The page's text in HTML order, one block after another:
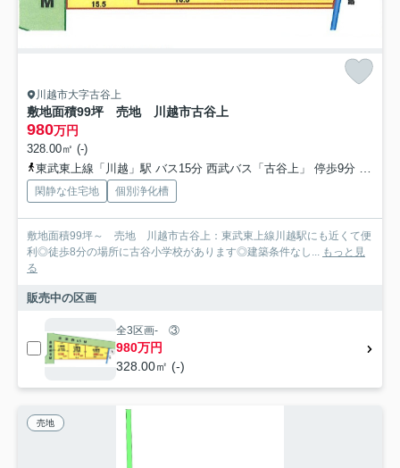
川越市大字古谷上
敷地面積99坪 売地 川越市古谷上
980万円
328.00㎡ (-)
東武東上線「川越」駅 バス15分 西武バス「古谷上」 停歩9分
閑静な住宅地 個別浄化槽
敷地面積99坪～ 売地 川越市古谷上：東武東上線川越駅にも近くて便
利◎徒歩8分の場所に古谷小学校があります◎建築条件なし...
もっと見
る
販売中の区画
全3区画- ③
980万円
328.00㎡ (-)
売地